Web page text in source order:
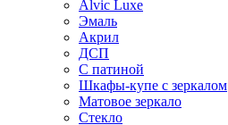
Alvic Luxe
Эмаль
Акрил
ДСП
С патиной
Шкафы-купе с зеркалом
Матовое зеркало
Стекло